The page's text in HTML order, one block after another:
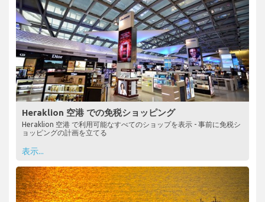
Heraklion 空港 での免税ショッピング
Heraklion 空港 で利用可能なすべてのショップを表示 - 事前に免税シ
ョッピングの計画を立てる
表示...